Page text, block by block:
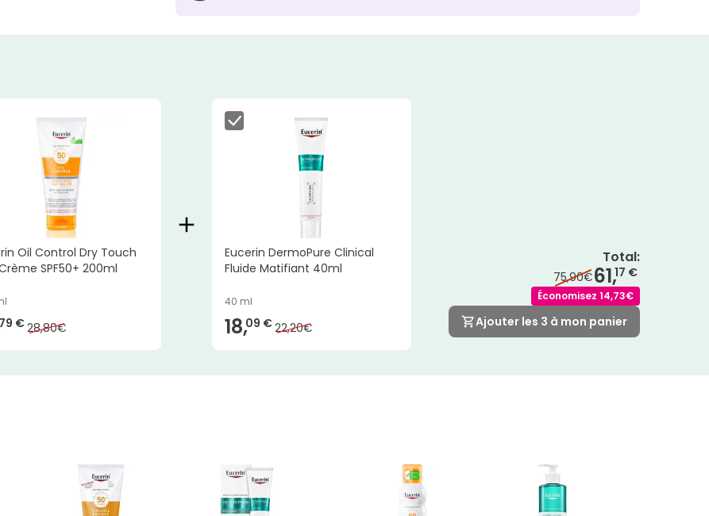
Oil Control Dry Touch
SPF50+ 200ml
79 €28,80€
Eucerin DermoPure Clinical
Fluide Matifiant 40ml
40 ml
18,09 €22,20€
Total:
75,90€61,17 €
Économisez 14,73€
Ajouter les 3 à mon panier